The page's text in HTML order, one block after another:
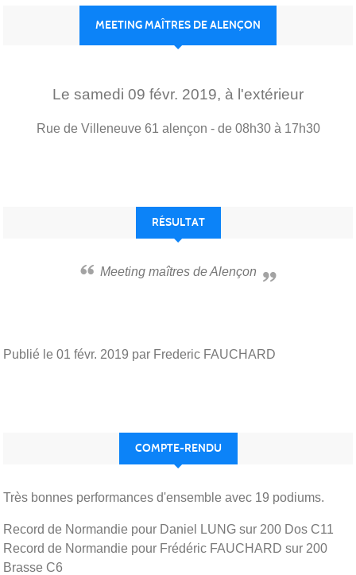
MEETING MAÎTRES DE ALENÇON
Le samedi 09 févr. 2019, à l'extérieur
Rue de Villeneuve 61 alençon - de 08h30 à 17h30
RÉSULTAT
Meeting maîtres de Alençon
Publié le 01 févr. 2019 par Frederic FAUCHARD
COMPTE-RENDU
Très bonnes performances d'ensemble avec 19 podiums.
Record de Normandie pour Daniel LUNG sur 200 Dos C11
Record de Normandie pour Frédéric FAUCHARD sur 200
Brasse C6